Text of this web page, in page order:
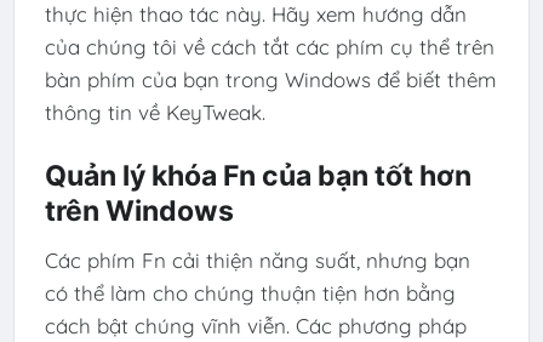
thực hiện thao tác này. Hãy xem hướng dẫn
của chúng tôi về cách tắt các phím cụ thể trên
bàn phím của bạn trong Windows để biết thêm
thông tin về KeyTweak.
Quản lý khóa Fn của bạn tốt hơn
trên Windows
Các phím Fn cải thiện năng suất, nhưng bạn
có thể làm cho chúng thuận tiện hơn bằng
cách bật chúng vĩnh viễn. Các phương pháp